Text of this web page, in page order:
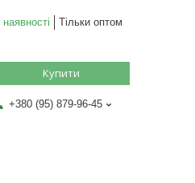
наявності Тільки оптом
Купити
+380 (95) 879-96-45